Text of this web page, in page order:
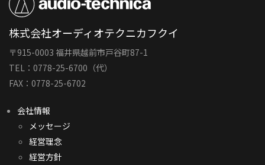
株式会社オーディオテクニカフクイ
〒915-0003 福井県越前市戸谷町87-1
TEL：0778-25-6700（代）
FAX：0778-25-6702
会社情報
メッセージ
経営理念
経営方針